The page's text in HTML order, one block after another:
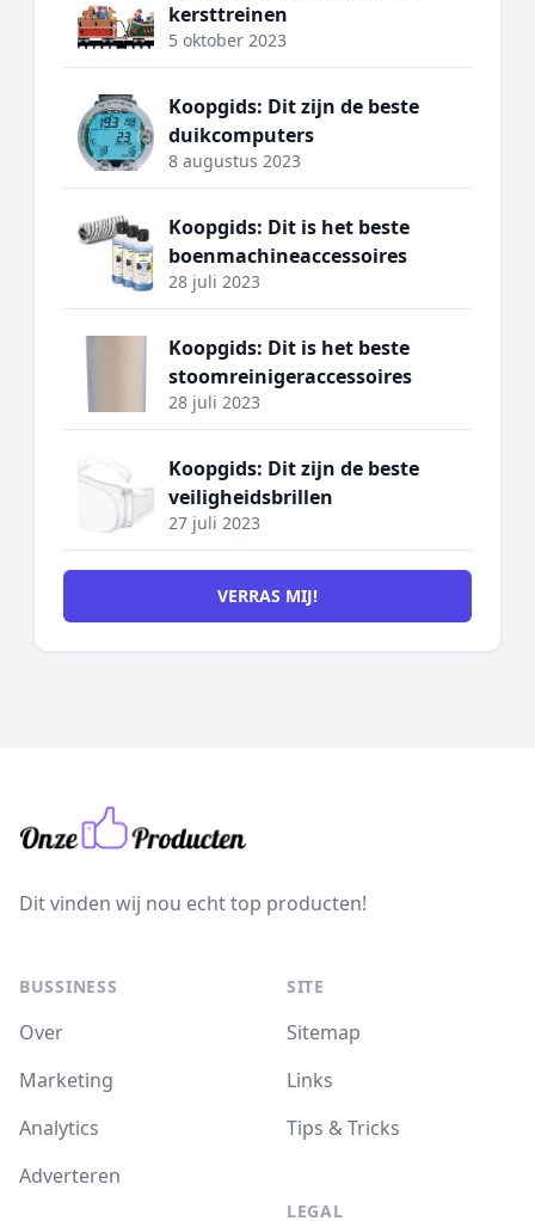
kersttreinen
5 oktober 2023
Koopgids: Dit zijn de beste
duikcomputers
8 augustus 2023
Koopgids: Dit is het beste
boenmachineaccessoires
28 juli 2023
Koopgids: Dit is het beste
stoomreinigeraccessoires
28 juli 2023
Koopgids: Dit zijn de beste
veiligheidsbrillen
27 juli 2023
VERRAS MIJ!
Dit vinden wij nou echt top producten!
BUSSINESS
Over
Marketing
Analytics
Adverteren
SITE
Sitemap
Links
Tips & Tricks
LEGAL